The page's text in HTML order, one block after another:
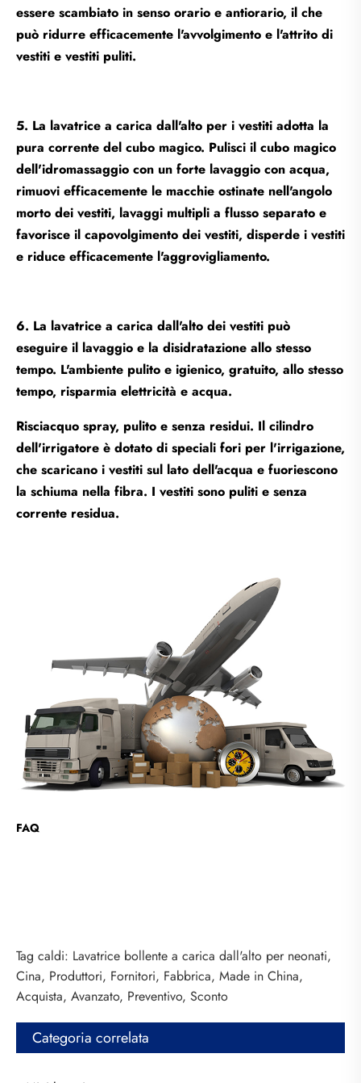
essere scambiato in senso orario e antiorario, il che
può ridurre efficacemente l'avvolgimento e l'attrito di
vestiti e vestiti puliti.
5. La lavatrice a carica dall'alto per i vestiti adotta la
pura corrente del cubo magico. Pulisci il cubo magico
dell'idromassaggio con un forte lavaggio con acqua,
rimuovi efficacemente le macchie ostinate nell'angolo
morto dei vestiti, lavaggi multipli a flusso separato e
favorisce il capovolgimento dei vestiti, disperde i vestiti
e riduce efficacemente l'aggrovigliamento.
6. La lavatrice a carica dall'alto dei vestiti può
eseguire il lavaggio e la disidratazione allo stesso
tempo. L'ambiente pulito e igienico, gratuito, allo stesso
tempo, risparmia elettricità e acqua.
Risciacquo spray, pulito e senza residui. Il cilindro
dell'irrigatore è dotato di speciali fori per l'irrigazione,
che scaricano i vestiti sul lato dell'acqua e fuoriescono
la schiuma nella fibra. I vestiti sono puliti e senza
corrente residua.
FAQ
Tag caldi: Lavatrice bollente a carica dall'alto per neonati,
Cina, Produttori, Fornitori, Fabbrica, Made in China,
Acquista, Avanzato, Preventivo, Sconto
Categoria correlata